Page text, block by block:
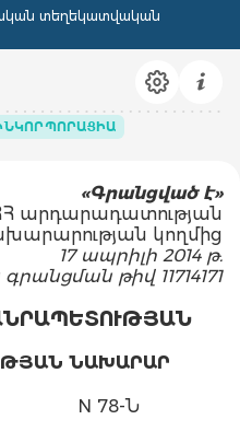
տեղեկատվական
«Գրանցված է»
արդարադատության
կողմից
17 ապրիլի 2014 թ.
թիվ 11714171
ՆԱԽԱՐԱՐ
N 78-Ն